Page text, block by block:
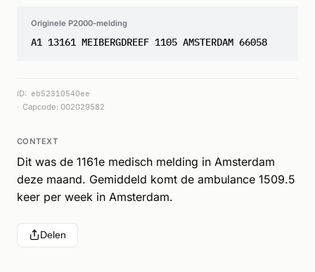
Originele P2000-melding
A1 13161 MEIBERGDREEF 1105 AMSTERDAM 66058
ID: eb52310540ee
Capcode: 002029582
CONTEXT
Dit was de 1161e medisch melding in Amsterdam
deze maand. Gemiddeld komt de ambulance 1509.5
keer per week in Amsterdam.
Delen